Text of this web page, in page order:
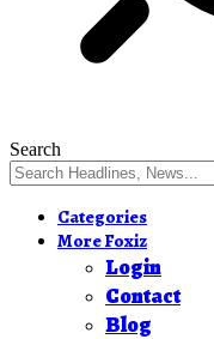
Search
Categories
More Foxiz
Login
Contact
Blog